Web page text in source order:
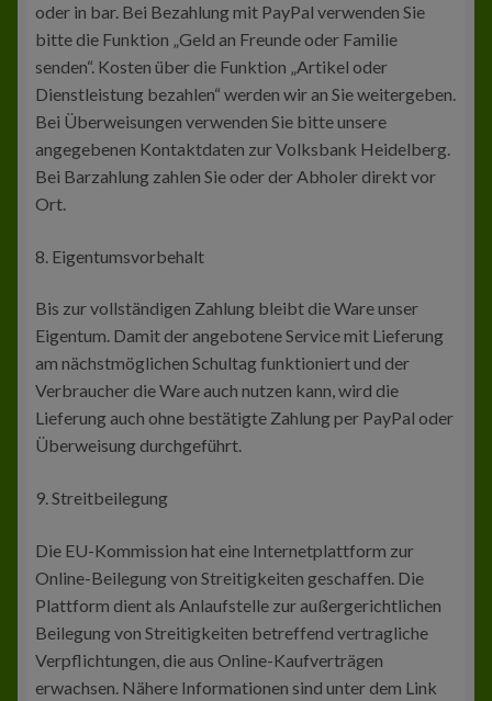
oder in bar. Bei Bezahlung mit PayPal verwenden Sie
bitte die Funktion „Geld an Freunde oder Familie
senden“. Kosten über die Funktion „Artikel oder
Dienstleistung bezahlen“ werden wir an Sie weitergeben.
Bei Überweisungen verwenden Sie bitte unsere
angegebenen Kontaktdaten zur Volksbank Heidelberg.
Bei Barzahlung zahlen Sie oder der Abholer direkt vor
Ort.
8. Eigentumsvorbehalt
Bis zur vollständigen Zahlung bleibt die Ware unser
Eigentum. Damit der angebotene Service mit Lieferung
am nächstmöglichen Schultag funktioniert und der
Verbraucher die Ware auch nutzen kann, wird die
Lieferung auch ohne bestätigte Zahlung per PayPal oder
Überweisung durchgeführt.
9. Streitbeilegung
Die EU-Kommission hat eine Internetplattform zur
Online-Beilegung von Streitigkeiten geschaffen. Die
Plattform dient als Anlaufstelle zur außergerichtlichen
Beilegung von Streitigkeiten betreffend vertragliche
Verpflichtungen, die aus Online-Kaufverträgen
erwachsen. Nähere Informationen sind unter dem Link